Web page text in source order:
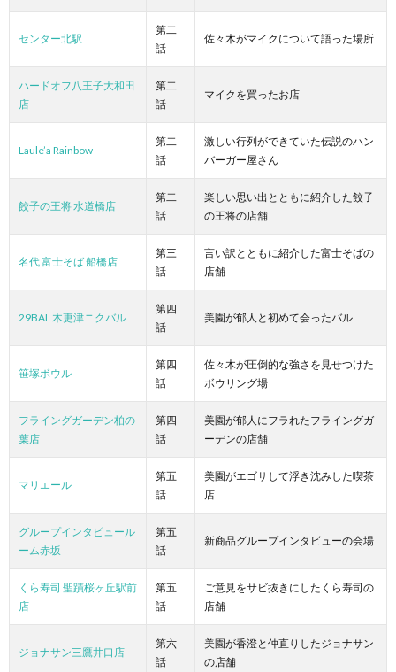
センター北駅
第二
話
佐々木がマイクについて語った場所
ハードオフ八王子大和田
店
第二
話
マイクを買ったお店
Laule’a Rainbow
第二
話
激しい行列ができていた伝説のハン
バーガー屋さん
餃子の王将 水道橋店
第二
話
楽しい思い出とともに紹介した餃子
の王将の店舗
名代 富士そば 船橋店
第三
話
言い訳とともに紹介した富士そばの
店舗
29BAL 木更津ニクバル
第四
話
美園が郁人と初めて会ったバル
笹塚ボウル
第四
話
佐々木が圧倒的な強さを見せつけた
ボウリング場
フライングガーデン柏の
葉店
第四
話
美園が郁人にフラれたフライングガ
ーデンの店舗
マリエール
第五
話
美園がエゴサして浮き沈みした喫茶
店
グループインタビュール
ーム赤坂
第五
話
新商品グループインタビューの会場
くら寿司 聖蹟桜ヶ丘駅前
店
第五
話
ご意見をサビ抜きにしたくら寿司の
店舗
ジョナサン三鷹井口店
第六
話
美園が香澄と仲直りしたジョナサン
の店舗